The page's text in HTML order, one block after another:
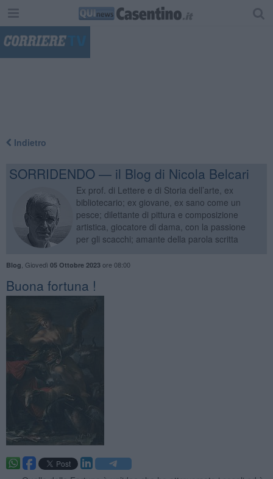
Indietro
SORRIDENDO — il Blog di Nicola Belcari
Ex prof. di Lettere e di Storia dell’arte, ex
bibliotecario; ex giovane, ex sano come un
pesce; dilettante di pittura e composizione
artistica, giocatore di dama, con la passione
per gli scacchi; amante della parola scritta
Blog Giovedì 05 Ottobre 2023ore 08:00
Buona fortuna !